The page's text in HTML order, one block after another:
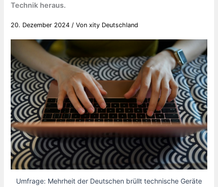
Technik heraus.
20. Dezember 2024 / Vonxity Deutschland
Umfrage: Mehrheit der Deutschen brüllt technische Geräte